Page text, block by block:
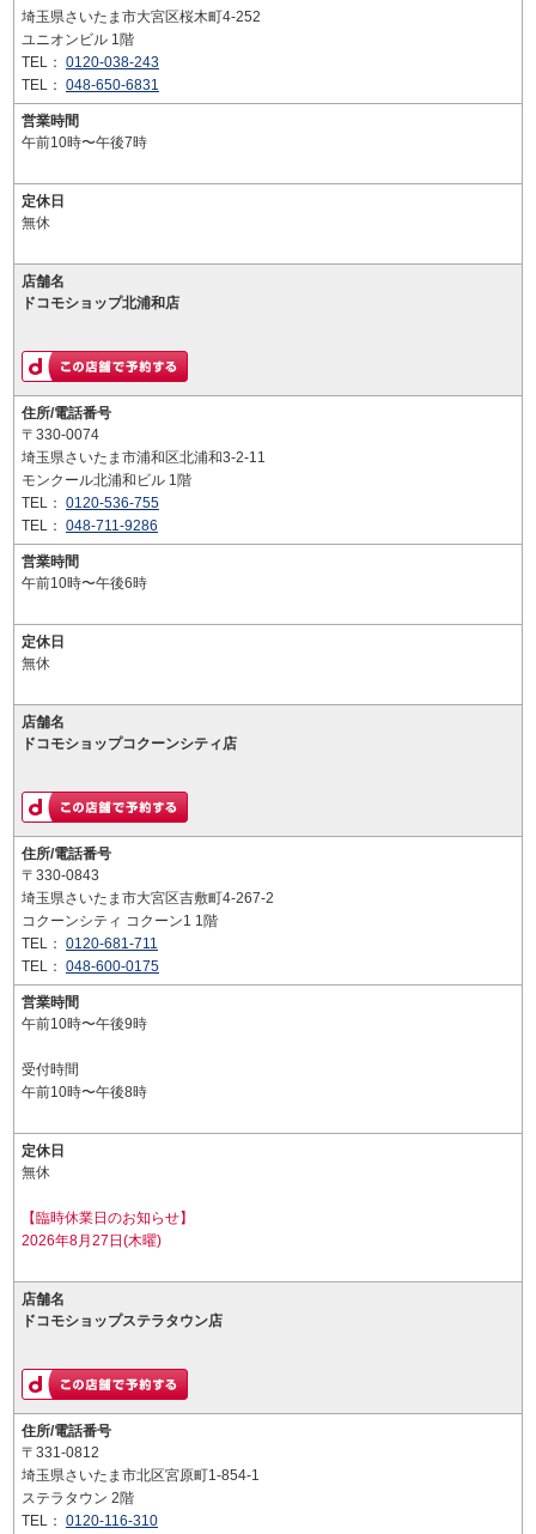
埼玉県さいたま市大宮区桜木町4-252
ユニオンビル 1階
TEL： 0120-038-243
TEL： 048-650-6831
営業時間
午前10時〜午後7時
定休日
無休
店舗名
ドコモショップ北浦和店
住所/電話番号
〒330-0074
埼玉県さいたま市浦和区北浦和3-2-11
モンクール北浦和ビル 1階
TEL： 0120-536-755
TEL： 048-711-9286
営業時間
午前10時〜午後6時
定休日
無休
店舗名
ドコモショップコクーンシティ店
住所/電話番号
〒330-0843
埼玉県さいたま市大宮区吉敷町4-267-2
コクーンシティ コクーン1 1階
TEL： 0120-681-711
TEL： 048-600-0175
営業時間
午前10時〜午後9時
受付時間
午前10時〜午後8時
定休日
無休
【臨時休業日のお知らせ】
2026年8月27日(木曜)
店舗名
ドコモショップステラタウン店
住所/電話番号
〒331-0812
埼玉県さいたま市北区宮原町1-854-1
ステラタウン 2階
TEL： 0120-116-310